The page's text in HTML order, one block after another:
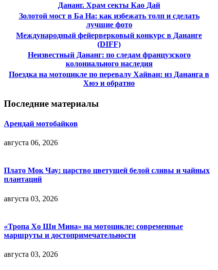
Дананг. Храм секты Као Дай
Золотой мост в Ба На: как избежать толп и сделать
лучшие фото
Международный фейерверковый конкурс в Дананге
(DIFF)
Неизвестный Дананг: по следам французского
колониального наследия
Поездка на мотоцикле по перевалу Хайван: из Дананга в
Хюэ и обратно
Последние материалы
Арендай мотобайков
августа 06, 2026
Плато Мок Чау: царство цветущей белой сливы и чайных
плантаций
августа 03, 2026
«Тропа Хо Ши Мина» на мотоцикле: современные
маршруты и достопримечательности
августа 03, 2026